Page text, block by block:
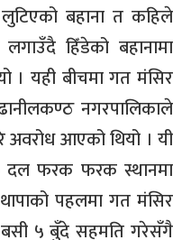
बहाना त कहिले
हिँडेको बहानामा
। यही बीचमा गत मंसिर
नगरपालिकाले
आएको थियो । यी
दल फरक फरक स्थानमा
पहलमा गत मंसिर
बसी ५ बुँदे सहमति गरेसँगै